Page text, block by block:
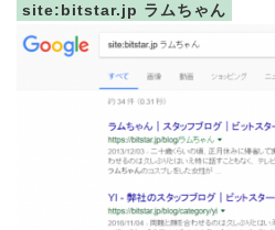
site:bitstar.jp ラムちゃん